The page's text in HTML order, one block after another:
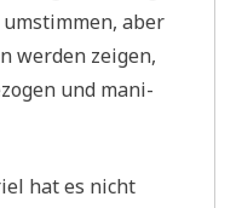
aber
wer­den zei­gen,
und mani­
hat es nicht